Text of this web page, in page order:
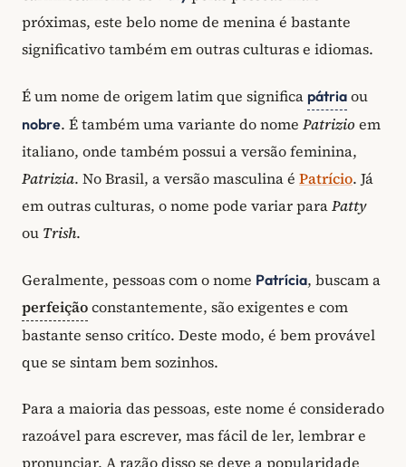
próximas, este belo nome de menina é bastante
significativo também em outras culturas e idiomas.
É um nome de origem latim que significa pátria ou
nobre. É também uma variante do nome Patrizio em
italiano, onde também possui a versão feminina,
Patrizia. No Brasil, a versão masculina é Patrício. Já
em outras culturas, o nome pode variar paraPatty
ou Trish.
Geralmente, pessoas com o nome Patrícia, buscam a
perfeiçãoconstantemente, são exigentes e com
bastante senso critíco. Deste modo, é bem provável
que se sintam bem sozinhos.
Para a maioria das pessoas, este nome é considerado
razoável para escrever, mas fácil de ler, lembrar e
pronunciar. A razão disso se deve a popularidade